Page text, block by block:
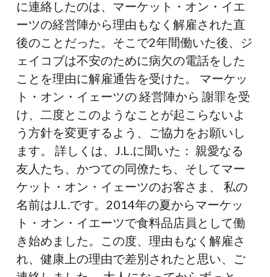
ト・
ン・
イ
エ
ー
ツ
の
オ
ー
ナ
ー
に
謝
に連絡したのは、マーケット・オン・イエ
ーツの経営陣から理由もなく解雇された直
後のことだった。そこで2年間働いた後、ジ
ェイコブは不安のために病欠の電話をした
ことを理由に解雇通告を受けた。 マーケッ
ト・オン・イェーツの 経営陣から 謝罪を受
け、二度とこのようなことが起こらないよ
う方針を変更するよう、ご協力をお願いし
ます。 詳しくは、J.L.に聞いた： 親愛なる
友人たち、かつての同僚たち、そしてマー
ケット・オン・イェーツのお客さま、 私の
名前はJ.L.です。2014年の夏からマーケッ
ト・オン・イエーツで食料品店員として働
き始めました。この度、理由もなく解雇さ
れ、健康上の理由で差別されたと思い、ご